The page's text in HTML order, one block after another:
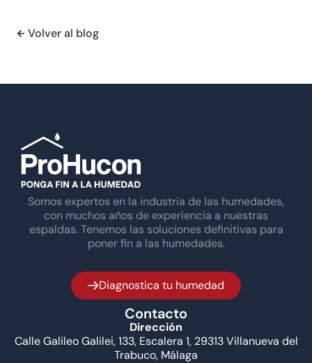
Volver al blog
Somos expertos en la industria de las humedades,
con muchos años de experiencia a nuestras
espaldas. Tenemos las soluciones definitivas para
poner fin a las humedades.
Diagnostica tu humedad
Contacto
Dirección
Calle Galileo Galilei, 133, Escalera 1, 29313 Villanueva del
Trabuco, Málaga